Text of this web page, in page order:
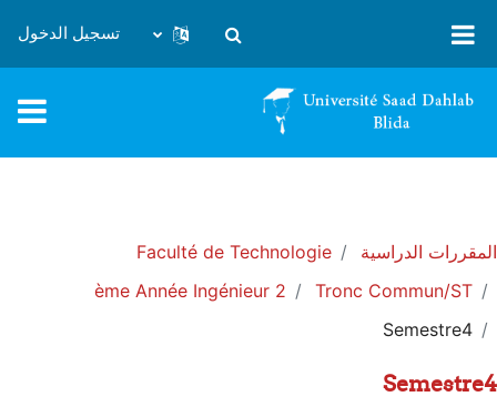
تبديل إدخال البحث
تسجيل الدخول
المقررات الدراسية
Faculté de Technologie
Tronc Commun/ST
2 ème Année Ingénieur
Semestre4
Semestre4